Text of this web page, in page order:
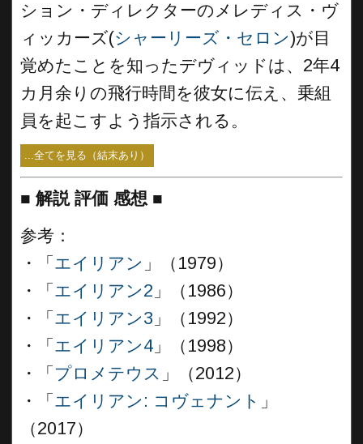
ション・ディレクターのメレディス・ヴ
ィッカーズ(シャーリーズ・セロン)が目
覚めたことを知ったデヴィッドは、2年4
カ月余りの飛行時間を彼女に伝え、乗組
員を起こすよう指示される。
...全てを見る（結末あり）
■ 解説 評価 感想 ■
参考：
・「 エイリアン 」（1979）
・「 エイリアン2 」（1986）
・「 エイリアン3 」（1992）
・「 エイリアン4 」（1998）
・「 プロメテウス 」（2012）
・「 エイリアン: コヴェナント 」
（2017）